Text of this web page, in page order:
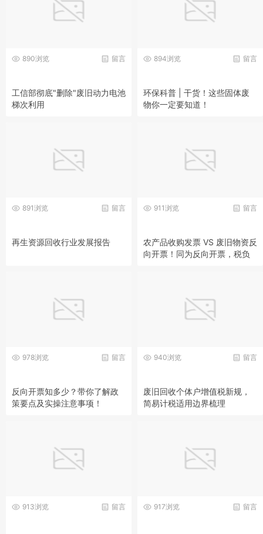
留言
890浏览
工信部彻底"删除"废旧动力电池
梯次利用
留言
894浏览
环保科普 | 干货！这些固体废
物你一定要知道！
留言
891浏览
再生资源回收行业发展报告
留言
911浏览
农产品收购发票 VS 废旧物资反
向开票！同为反向开票，税负
留言
978浏览
反向开票知多少？带你了解政
策要点及实操注意事项！
留言
940浏览
废旧回收个体户增值税新规，
简易计税适用边界梳理
留言
913浏览 留言
917浏览